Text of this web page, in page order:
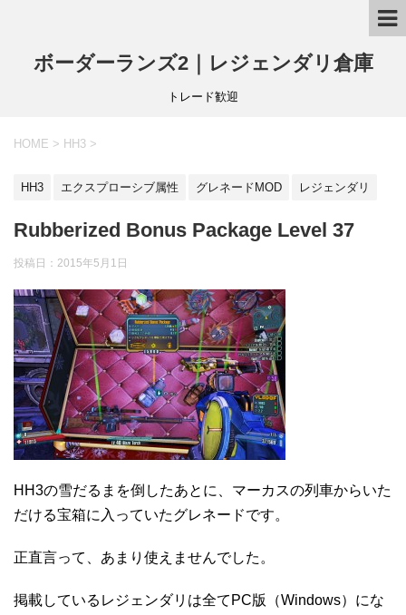
ボーダーランズ2｜レジェンダリ倉庫
トレード歓迎
HOME > HH3 >
HH3 エクスプローシブ属性 グレネードMOD レジェンダリ
Rubberized Bonus Package Level 37
投稿日： 2015年5月1日
HH3の雪だるまを倒したあとに、マーカスの列車からいた
だける宝箱に入っていたグレネードです。
正直言って、あまり使えませんでした。
掲載しているレジェンダリは全てPC版（Windows）にな